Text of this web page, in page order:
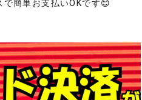
簡単お支払いOKです😊